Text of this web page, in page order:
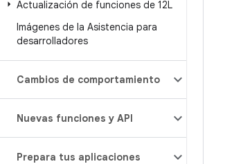
Actualización de funciones de 12L
Imágenes de la Asistencia para
desarrolladores
Cambios de comportamiento
Nuevas funciones y API
Prepara tus aplicaciones